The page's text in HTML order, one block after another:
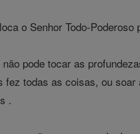
o Senhor Todo-
pode tocar as
fez todas as coisas, ou
.